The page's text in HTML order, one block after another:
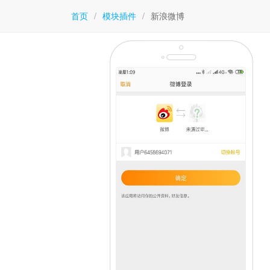
首页 / 模块插件 / 新浪微博